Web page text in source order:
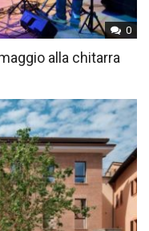
0
alla chitarra